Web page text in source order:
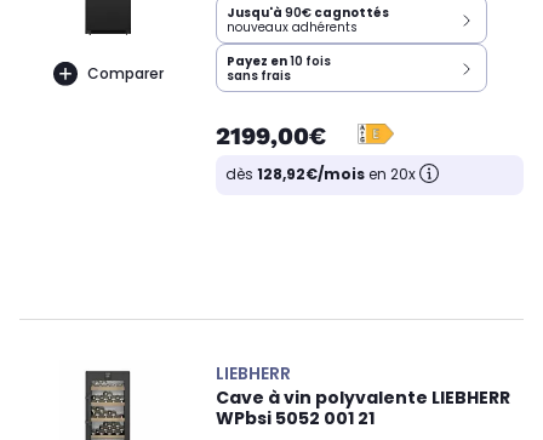
Comparer
Jusqu'à 90€ cagnottés
nouveaux adhérents
Payez en10 fois
sans frais
2199,00€
dès 128,92€/moisen 20x
LIEBHERR
Cave à vin polyvalente LIEBHERR
WPbsi 5052 001 21